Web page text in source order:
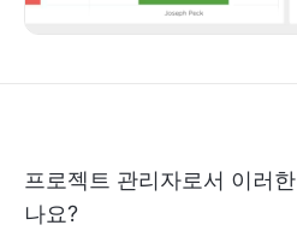
프로젝트 관리자로서 이러
나요?